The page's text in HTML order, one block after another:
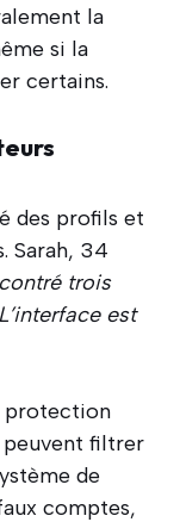
la
si la
certains.
des profils et
Sarah, 34
trois
est
protection
peuvent filtrer
de
comptes,